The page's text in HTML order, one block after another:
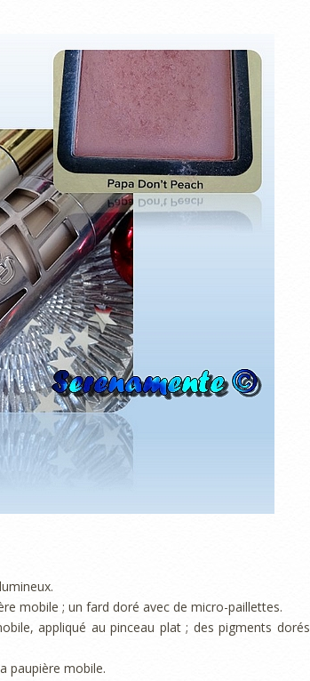
mobile ; un fard doré avec de micro-paillettes.
appliqué au pinceau plat ; des pigments dorés
paupière mobile.